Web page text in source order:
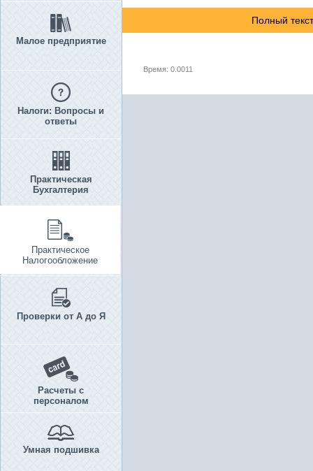
Малое предприятие
Налоги: Вопросы и
ответы
Практическая
Бухгалтерия
Практическое
Налогообложение
Проверки от А до Я
Расчеты с
персоналом
Умная подшивка
Полный
Время: 0.0011